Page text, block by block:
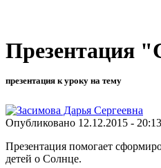
Презентация
презентация к уроку на тему
Опубликовано 12.12.2015 -
Презентация помогает
детей о Солнце.